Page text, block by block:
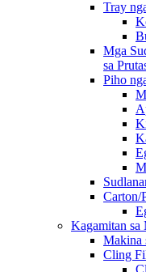
Tray
Mga
sa
Piho
Carton/
Kagamitan sa
Makina
Cling